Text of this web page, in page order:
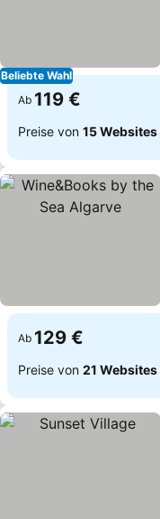
Beliebte Wahl
Ab 119 €
Preise von 15 Websites
Ab 129 €
Preise von 21 Websites